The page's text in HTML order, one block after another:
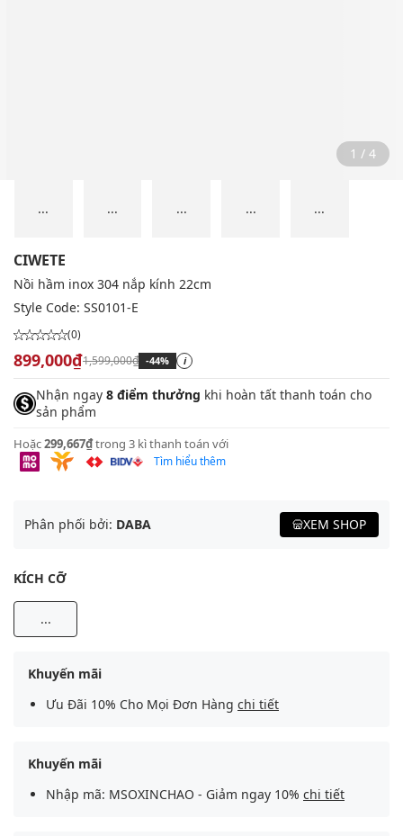
2 / 4
... ... ... ... ...
CIWETE
Nồi hầm inox 304 nắp kính 22cm
Style Code: SS0101-E
(0)
899,000₫1,599,000₫ -44% i
Nhận ngay 8 điểm thưởng khi hoàn tất thanh toán cho
sản phẩm
Hoặc299,667₫trong 3 kì thanh toán với
Tìm hiểu thêm
Phân phối bởi: DABA XEM SHOP
KÍCH CỠ
...
Khuyến mãi
Ưu Đãi 10% Cho Mọi Đơn Hàng chi tiết
Khuyến mãi
Nhập mã: MSOXINCHAO - Giảm ngay 10% chi tiết